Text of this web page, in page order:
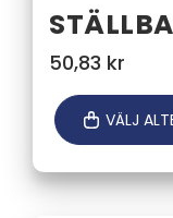
50,83 kr
VÄLJ